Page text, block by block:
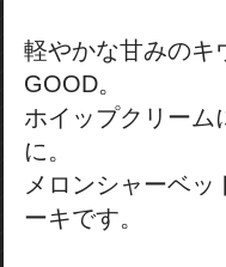
軽やかな甘みのキ
GOOD。
ホイップクリーム
に。
メロンシャーベ
ーキです。